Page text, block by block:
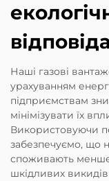
Наші газові
урахуванням
підприємствам
мінімізувати їх
Використовуючи
забезпечуємо, що
споживають
шкідливих